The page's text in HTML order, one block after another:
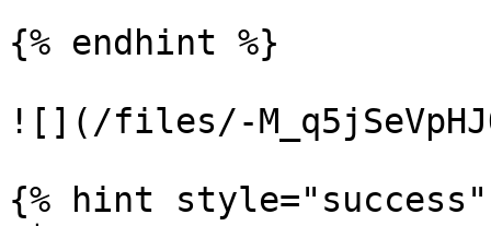
{% endhint %}
![](/files/-
{% hint style="success"